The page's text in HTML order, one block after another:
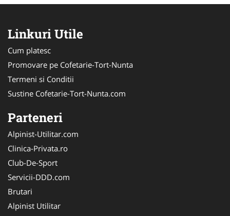
Linkuri Utile
Cum platesc
Promovare pe Cofetarie-Tort-Nunta
Termeni si Conditii
Sustine Cofetarie-Tort-Nunta.com
Parteneri
Alpinist-Utilitar.com
Clinica-Privata.ro
Club-De-Sport
Servicii-DDD.com
Brutari
Alpinist Utilitar